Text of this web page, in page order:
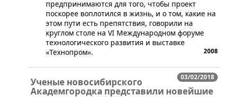
предпринимаются для того, чтобы проект
поскорее воплотился в жизнь, и о том, какие на
этом пути есть препятствия, говорили на
круглом столе на VI Международном форуме
технологического развития и выставке
«Технопром».
2008
03/02/2018
Ученые новосибирского
Академгородка представили новейшие